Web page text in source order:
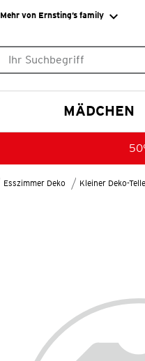
Mehr von Ernsting’s family
MÄDCHEN
Esszimmer Deko Kleiner Deko-